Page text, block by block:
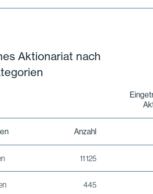
Aktionariat nach
Anzahl
11 125
445